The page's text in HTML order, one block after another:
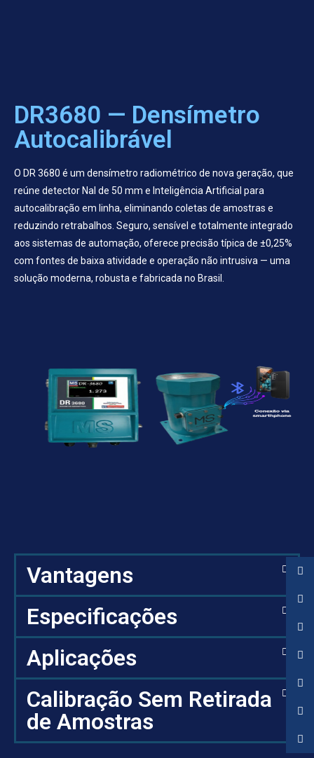
DR3680 — Densímetro
Autocalibrável
O DR 3680 é um densímetro radiométrico de nova geração, que
reúne detector NaI de 50 mm e Inteligência Artificial para
autocalibração em linha, eliminando coletas de amostras e
reduzindo retrabalhos. Seguro, sensível e totalmente integrado
aos sistemas de automação, oferece precisão típica de ±0,25%
com fontes de baixa atividade e operação não intrusiva — uma
solução moderna, robusta e fabricada no Brasil.
Vantagens
Especificações
Aplicações
Calibração Sem Retirada
de Amostras